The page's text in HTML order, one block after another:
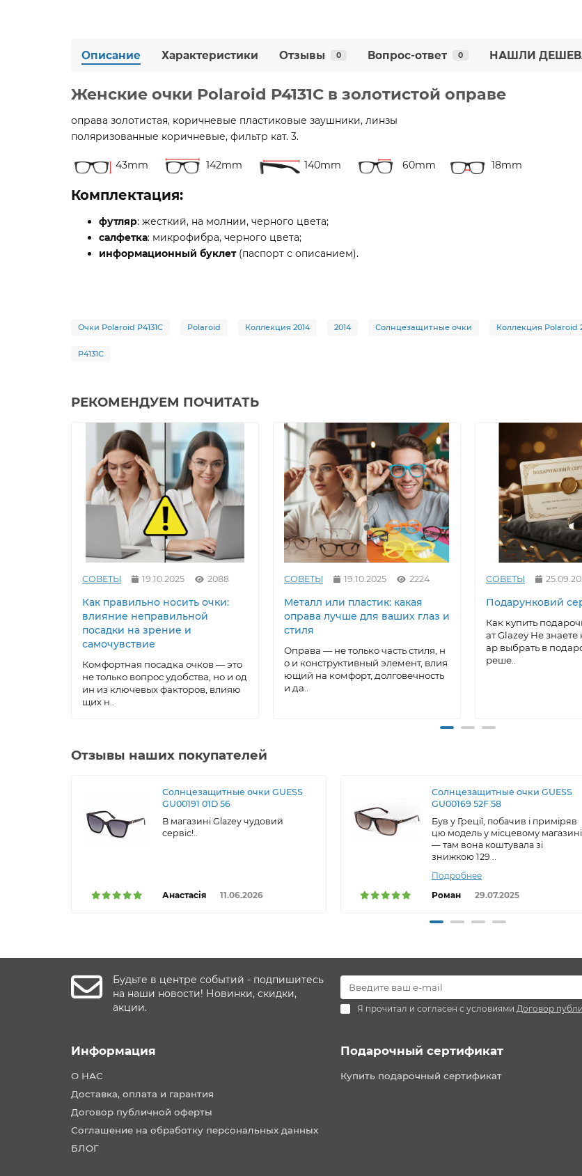
Описание Характеристики Отзывы 0 Вопрос-ответ 0 НАШЛИ
Женские очки Polaroid P4131C в золотистой оправе
оправа золотистая, коричневые пластиковые заушники, линзы
поляризованные коричневые, фильтр кат. 3.
43mm 142mm 140mm 60mm 18mm
Комплектация:
футляр: жесткий, на молнии, черного цвета;
салфетка: микрофибра, черного цвета;
информационный буклет(паспорт с описанием).
Очки Polaroid P4131C Polaroid Коллекция 2014 2014 Солнцезащитные очки Коллекция Polaroid
P4131C
РЕКОМЕНДУЕМ ПОЧИТАТЬ
СОВЕТЫ 19.10.2025 2088
Как правильно носить очки:
влияние неправильной
посадки на зрение и
самочувствие
Комфортная посадка очков — это
не только вопрос удобства, но и од
ин из ключевых факторов, влияю
щих н..
СОВЕТЫ 19.10.2025 2224
Металл или пластик: какая
оправа лучше для ваших глаз и
стиля
Оправа — не только часть стиля, н
о и конструктивный элемент, влия
ющий на комфорт, долговечность
и да..
СОВЕТЫ
Подарунковий
Как купить
ат Glazey Не знаете
ар выбрать в
реше..
Отзывы наших покупателей
Солнцезащитные очки GUESS
GU00191 01D 56
В магазині Glazey чудовий
сервіс!..
Анастасія 11.06.2026
Солнцезащитные очки GUESS
GU00169 52F 58
Був у Греції, побачив і приміряв
цю модель у місцевому магазині
— там вона коштувала зі
знижкою 129 ..
Подробнее
Роман
29.07.2025
Будьте в центре событий - подпишитесь
на наши новости! Новинки, скидки,
акции.
Я прочитал и согласен с условиями Договор
Информация
О НАС
Доставка, оплата и гарантия
Договор публичной оферты
Соглашение на обработку персональных данных
БЛОГ
Подарочный сертификат
Купить подарочный сертификат